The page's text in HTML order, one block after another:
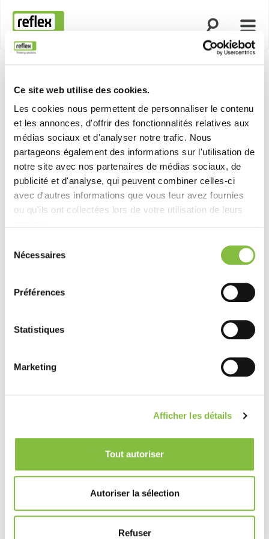
Ce site web utilise des cookies.
Les cookies nous permettent de personnaliser le contenu
et les annonces, d'offrir des fonctionnalités relatives aux
médias sociaux et d'analyser notre trafic. Nous
partageons également des informations sur l'utilisation de
notre site avec nos partenaires de médias sociaux, de
publicité et d'analyse, qui peuvent combiner celles-ci
avec d'autres informations que vous leur avez fournies
ou qu'ils ont collectées lors de votre utilisation de leurs
Nécessaires
Préférences
Statistiques
Marketing
Afficher les détails
Tout autoriser
Autoriser la sélection
Refuser
Page d’accueil
Ouvrir la